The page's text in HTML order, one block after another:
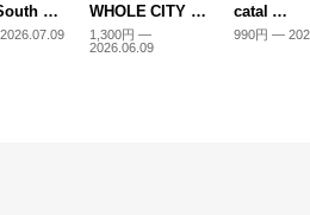
…
WHOLE CITY …
1,300円 —
2026.06.09
catal …
990円 —